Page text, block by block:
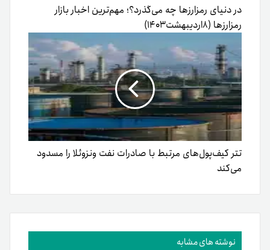
در دنیای رمزارزها چه می‌گذرد؟؛ مهم‌ترین اخبار بازار
رمزارزها (۸اردیبهشت۱۴۰۳)
تتر کیف‌پول‌های مرتبط با صادرات نفت ونزوئلا را مسدود
می‌کند
نوشته های مشابه